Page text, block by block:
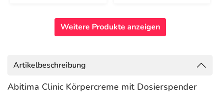
Weitere Produkte anzeigen
Artikelbeschreibung
Abitima Clinic Körpercreme mit Dosierspender